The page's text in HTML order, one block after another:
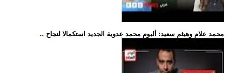
.. محمد علام وهيثم سعيد: ألبوم محمد عدوية الجديد استكمالا لنجاح